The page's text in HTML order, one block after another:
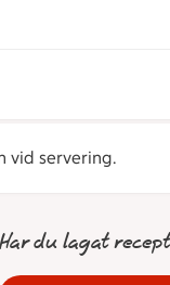
vid servering.
Har du lagat